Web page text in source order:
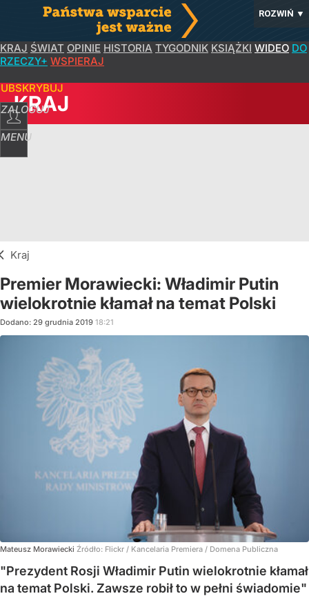
ROZWIŃ ▼
KRAJ ŚWIAT OPINIE HISTORIA TYGODNIK KSIĄŻKI WIDEO DO
RZECZY+ WSPIERAJ
ZALOGUJ
MENU
KRAJ
Kraj
Premier Morawiecki: Władimir Putin
wielokrotnie kłamał na temat Polski
Dodano: 29 grudnia 2019 18:21
Mateusz Morawiecki Źródło: Flickr / Kancelaria Premiera / Domena Publiczna
"Prezydent Rosji Władimir Putin wielokrotnie kłamał
na temat Polski. Zawsze robił to w pełni świadomie"